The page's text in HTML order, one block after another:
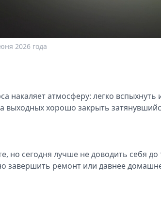
2026 года
накаляет атмосферу: легко
выходных хорошо закрыть
но сегодня лучше не доводить себя
завершить ремонт или давнее